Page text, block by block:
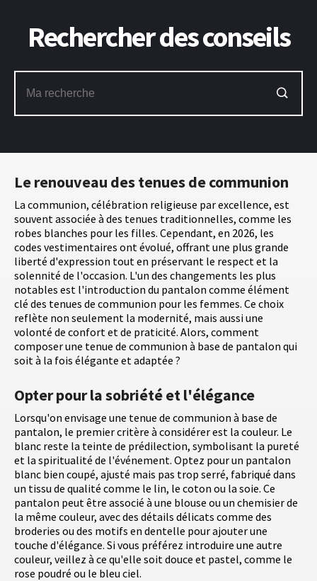
Le renouveau des tenues de communion
La communion, célébration religieuse par excellence, est
souvent associée à des tenues traditionnelles, comme les
robes blanches pour les filles. Cependant, en 2026, les
codes vestimentaires ont évolué, offrant une plus grande
liberté d'expression tout en préservant le respect et la
solennité de l'occasion. L'un des changements les plus
notables est l'introduction du pantalon comme élément
clé des tenues de communion pour les femmes. Ce choix
reflète non seulement la modernité, mais aussi une
volonté de confort et de praticité. Alors, comment
composer une tenue de communion à base de pantalon qui
soit à la fois élégante et adaptée ?
Opter pour la sobriété et l'élégance
Lorsqu'on envisage une tenue de communion à base de
pantalon, le premier critère à considérer est la couleur. Le
blanc reste la teinte de prédilection, symbolisant la pureté
et la spiritualité de l'événement. Optez pour un pantalon
blanc bien coupé, ajusté mais pas trop serré, fabriqué dans
un tissu de qualité comme le lin, le coton ou la soie. Ce
pantalon peut être associé à une blouse ou un chemisier de
la même couleur, avec des détails délicats comme des
broderies ou des motifs en dentelle pour ajouter une
touche d'élégance. Si vous préférez introduire une autre
couleur, veillez à ce qu'elle soit douce et pastel, comme le
rose poudré ou le bleu ciel.
Rechercher des conseils